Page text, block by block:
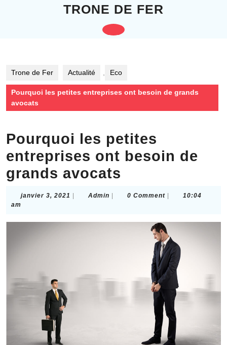
TRONE DE FER
Open
Trone de Fer Actualité Eco
Pourquoi les petites entreprises ont besoin de grands
avocats
Pourquoi les petites
entreprises ont besoin de
grands avocats
janvier 3, 2021 janvierAdmin Admin0 Comment
10:04
am